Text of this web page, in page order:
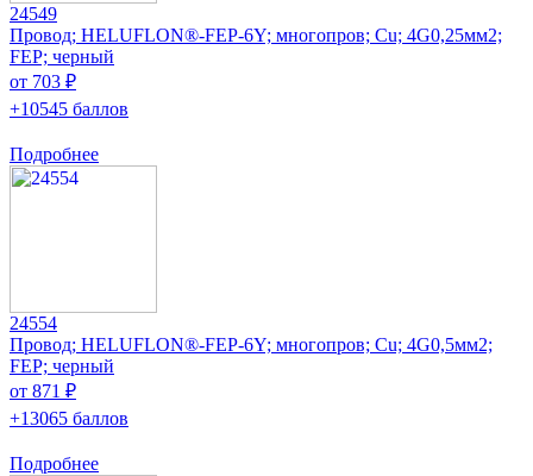
24549
Провод; HELUFLON®-FEP-6Y; многопров; Cu; 4G0,25мм2;
FEP; черный
от 703 ₽
+10545 баллов
Подробнее
24554
Провод; HELUFLON®-FEP-6Y; многопров; Cu; 4G0,5мм2;
FEP; черный
от 871 ₽
+13065 баллов
Подробнее